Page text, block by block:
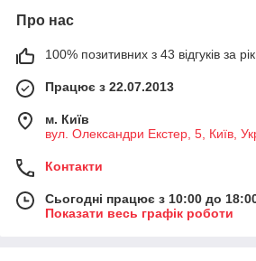
Про нас
100% позитивних з 43 відгуків за рік
Працює з 22.07.2013
м. Київ
вул. Олександри Екстер, 5, Київ,
Контакти
Сьогодні працює з 10:00 до
Показати весь графік роботи